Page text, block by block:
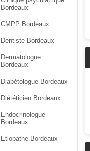
Bordeaux
CMPP Bordeaux
Dentiste Bordeaux
Dermatologue
Bordeaux
Diabétologue Bordeaux
Diététicien Bordeaux
Endocrinologue
Bordeaux
Etiopathe Bordeaux